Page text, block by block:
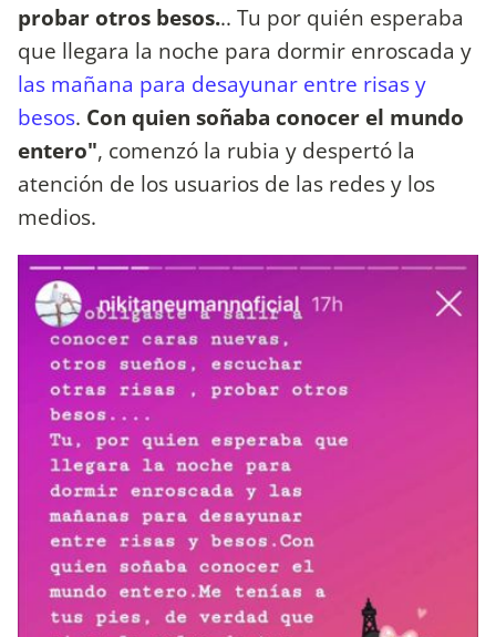
probar otros besos... Tu por quién esperaba
que llegara la noche para dormir enroscada y
las mañana para desayunar entre risas y
besos. Con quien soñaba conocer el mundo
entero", comenzó la rubia y despertó la
atención de los usuarios de las redes y los
medios.